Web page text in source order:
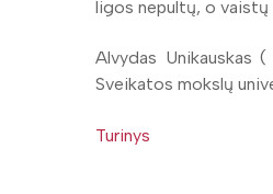
ligos nepultų, o vaistų
Alvydas Unikauskas
Sveikatos mokslų
Turinys